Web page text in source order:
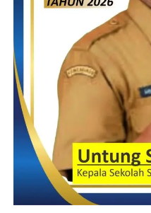
Organisasi ini bergerak di
masyarakat yang melibatkan
Pemilihan Duta Kesehatan
pencarian, pembinaan dan
daerah terbaik Indonesia
Berbasis “Beauty Pageant”,
menampilkan kecerdasan
dan ide-ide kreatif melalui